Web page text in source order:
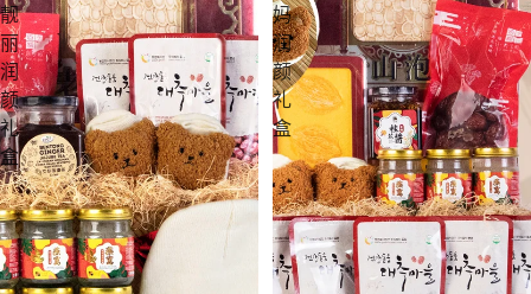
Q1：礼篮是否包含个性化贺卡？
答：是的。客户在下单时可以包含自定义寄语。我们将把
寄语打印在贺卡上，并随礼品一同送达。
Q2：是否有适合清真（Halal）或素食者的礼
篮？
靓
丽
润
颜
礼
盒
妈
润
颜
礼
盒